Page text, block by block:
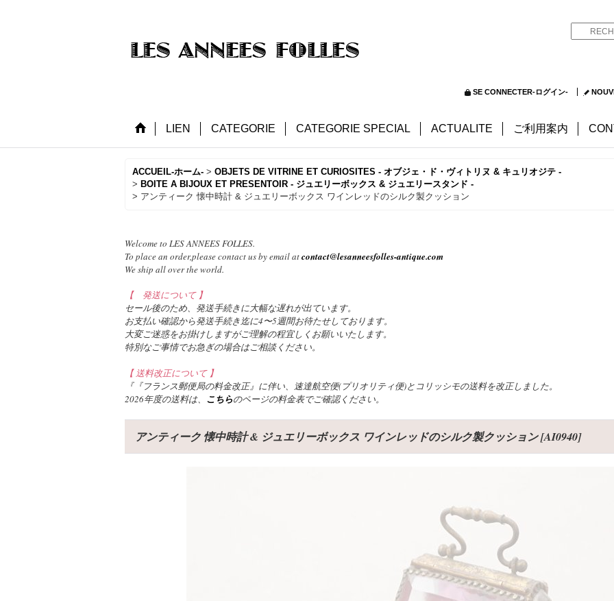
SE CONNECTER-ログイン-
LIEN CATEGORIE CATEGORIE SPECIAL ACTUALITE ご利用案内
ACCUEIL-ホーム- > OBJETS DE VITRINE ET CURIOSITES - オブジェ・ド・ヴィトリヌ & キュリオジテ -
> BOITE A BIJOUX ET PRESENTOIR - ジュエリーボックス & ジュエリースタンド -
> アンティーク 懐中時計 & ジュエリーボックス ワインレッドのシルク製クッション
Welcome to LES ANNEES FOLLES.
To place an order,please contact us by email atcontact@lesanneesfolles-antique.com
We ship all over the world.
【 発送について 】
セール後のため、発送手続きに大幅な遅れが出ています。
お支払い確認から発送手続き迄に4〜5週間お待たせしております。
大変ご迷惑をお掛けしますがご理解の程宜しくお願いいたします。
特別なご事情でお急ぎの場合はご相談ください。
【 送料改正について 】
『『フランス郵便局の料金改正』に伴い、速達航空便(プリオリティ便)とコリッシモの送料を改正しました。
2026年度の送料は、 こちらのページの料金表でご確認ください。
アンティーク 懐中時計 & ジュエリーボックス ワインレッドのシルク製クッション[AI0940]